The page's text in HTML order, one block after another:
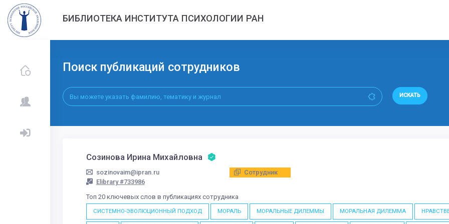
БИБЛИОТЕКА ИНСТИТУТА ПСИХОЛОГИИ РАН
Поиск публикаций сотрудников
ИСКАТЬ
Созинова Ирина Михайловна
sozinovaim@ipran.ru
Elibrary #733986
Сотрудник
Топ 20 ключевых слов в публикациях сотрудника
СИСТЕМНО-ЭВОЛЮЦИОННЫЙ ПОДХОД МОРАЛЬ МОРАЛЬНЫЕ ДИЛЕММЫ МОРАЛЬНАЯ ДИЛЕММА